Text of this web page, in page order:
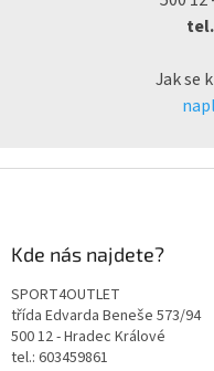
Jak se
Kde nás najdete?
SPORT4OUTLET
třída Edvarda Beneše 573/94
500 12 - Hradec Králové
tel.: 603459861